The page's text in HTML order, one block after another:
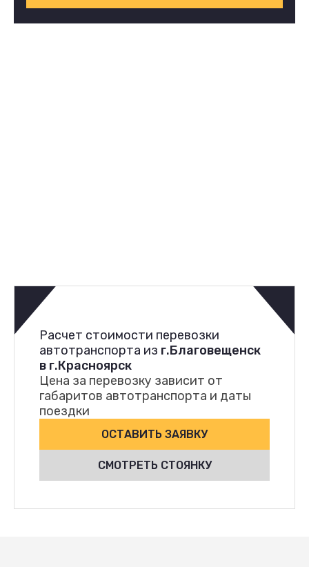
Расчет стоимости перевозки
автотранспорта из г.Благовещенск
в г.Красноярск
Цена за перевозку зависит от
габаритов автотранспорта и даты
поездки
ОСТАВИТЬ ЗАЯВКУ
СМОТРЕТЬ СТОЯНКУ